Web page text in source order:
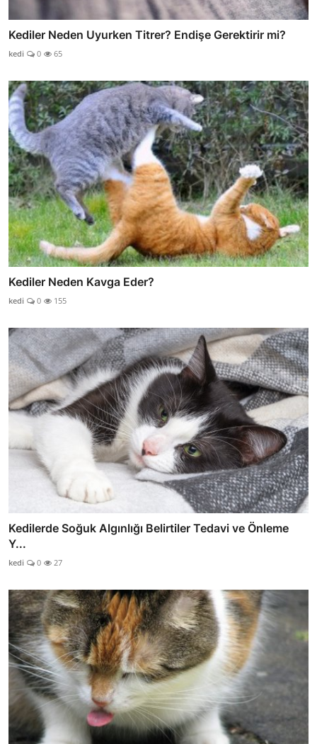
Kediler Neden Uyurken Titrer? Endişe Gerektirir mi?
kedi 0 65
Kediler Neden Kavga Eder?
kedi 0 155
Kedilerde Soğuk Algınlığı Belirtiler Tedavi ve Önleme
Y...
kedi 0 27